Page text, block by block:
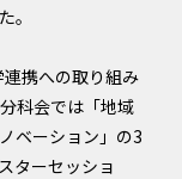
。
携への取り組み
科会では「地域
ベーション」の3
ターセッショ